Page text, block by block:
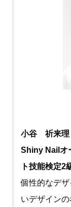
小谷 祈来理
Shiny Nail
ト技能検定2
個性的なデ
いデザインの